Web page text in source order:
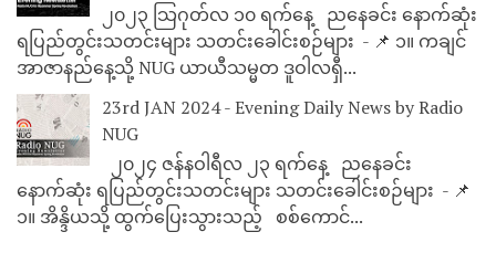
၂၀၂၃ သြဂုတ်လ ၁၀ ရက်နေ့ ညနေခင်း နောက်ဆုံး
ရပြည်တွင်းသတင်းများ သတင်းခေါင်းစဉ်များ - 📌 ၁။ ကချင်
အာဇာနည်နေ့သို့ NUG ယာယီသမ္မတ ဒူဝါလရှီ...
23rd JAN 2024 - Evening Daily News by Radio
NUG
၂၀၂၄ ဇန်နဝါရီလ ၂၃ ရက်နေ့ ညနေခင်း
နောက်ဆုံး ရပြည်တွင်းသတင်းများ သတင်းခေါင်းစဉ်များ - 📌
၁။ အိန္ဒိယသို့ ထွက်ပြေးသွားသည့် စစ်ကောင်...